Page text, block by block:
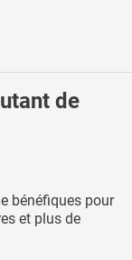
de
bénéfiques pour
et plus de